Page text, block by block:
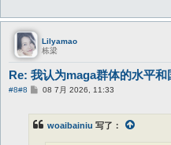
Lilyamao
栋梁
Re: 我认为maga群体的水平
#8#8
帖
08 7月 2026, 11:33
woaibainiu 写了：